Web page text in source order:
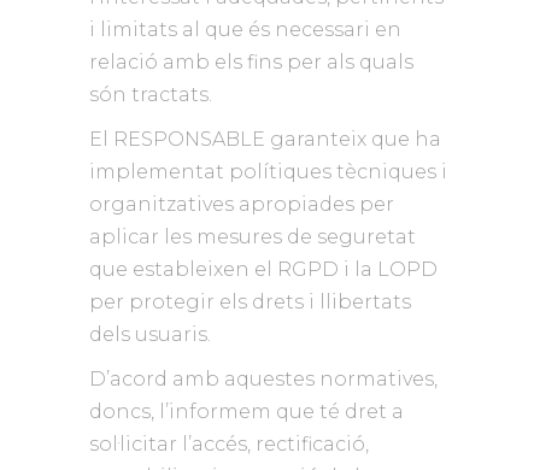
i limitats al que és necessari en
relació amb els fins per als quals
són tractats.
El RESPONSABLE garanteix que ha
implementat polítiques tècniques i
organitzatives apropiades per
aplicar les mesures de seguretat
que estableixen el RGPD i la LOPD
per protegir els drets i llibertats
dels usuaris.
D’acord amb aquestes normatives,
doncs, l’informem que té dret a
sol·licitar l’accés, rectificació,